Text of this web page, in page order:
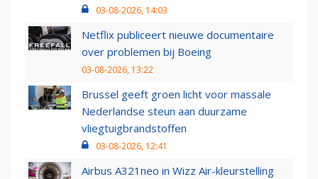
03-08-2026, 14:03
Netflix publiceert nieuwe documentaire
over problemen bij Boeing
03-08-2026, 13:22
Brussel geeft groen licht voor massale
Nederlandse steun aan duurzame
vliegtuigbrandstoffen
03-08-2026, 12:41
Airbus A321neo in Wizz Air-kleurstelling